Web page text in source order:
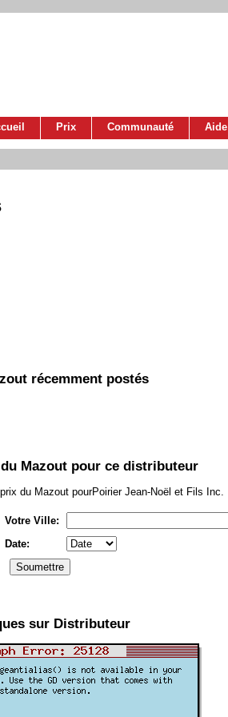
Prix Communauté Aide
récemment postés
Mazout pour ce distributeur
du Mazout pourPoirier Jean-Noël et Fils Inc.
Votre Ville:
Date:
sur Distributeur